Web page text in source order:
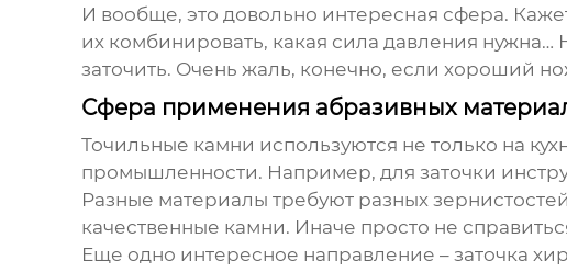
И вообще, это довольно интересная сфера.
их комбинировать, какая сила давления
заточить. Очень жаль, конечно, если хороший
Сфера применения абразивных
Точильные камни используются не только на
промышленности. Например, для заточки
Разные материалы требуют разных
качественные камни. Иначе просто не
Еще одно интересное направление – заточка